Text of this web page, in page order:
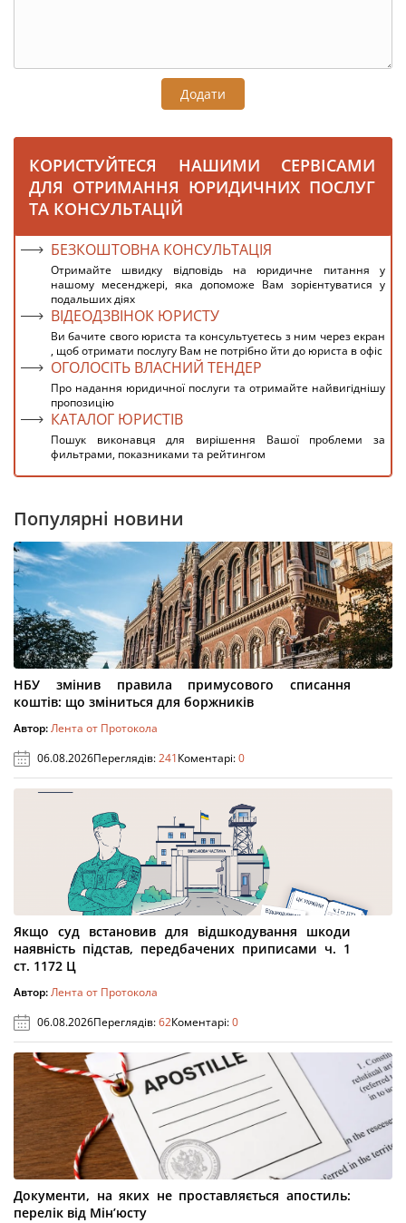
Додати
КОРИСТУЙТЕСЯ НАШИМИ СЕРВІСАМИ
ДЛЯ ОТРИМАННЯ ЮРИДИЧНИХ ПОСЛУГ
ТА КОНСУЛЬТАЦІЙ
БЕЗКОШТОВНА КОНСУЛЬТАЦІЯ
Отримайте швидку відповідь на юридичне питання у
нашому месенджері, яка допоможе Вам зорієнтуватися у
подальших діях
ВІДЕОДЗВІНОК ЮРИСТУ
Ви бачите свого юриста та консультуєтесь з ним через екран
, щоб отримати послугу Вам не потрібно йти до юриста в офіс
ОГОЛОСІТЬ ВЛАСНИЙ ТЕНДЕР
Про надання юридичної послуги та отримайте найвигіднішу
пропозицію
КАТАЛОГ ЮРИСТІВ
Пошук виконавця для вирішення Вашої проблеми за
фильтрами, показниками та рейтингом
Популярні новини
НБУ змінив правила примусового списання
коштів: що зміниться для боржників
Автор:Лента от Протокола
06.08.2026Переглядів:241Коментарі:0
Якщо суд встановив для відшкодування шкоди
наявність підстав, передбачених приписами ч. 1
ст. 1172 Ц
Автор:Лента от Протокола
06.08.2026Переглядів:62Коментарі:0
Документи, на яких не проставляється апостиль:
перелік від Мін’юсту